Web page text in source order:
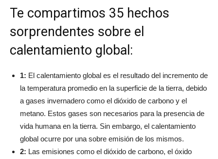
Te compartimos 35 hechos
sorprendentes sobre el
calentamiento global:
1: El calentamiento global es el resultado del incremento de
la temperatura promedio en la superficie de la tierra, debido
a gases invernadero como el dióxido de carbono y el
metano. Estos gases son necesarios para la presencia de
vida humana en la tierra. Sin embargo, el calentamiento
global ocurre por una sobre emisión de los mismos.
2: Las emisiones como el dióxido de carbono, el óxido